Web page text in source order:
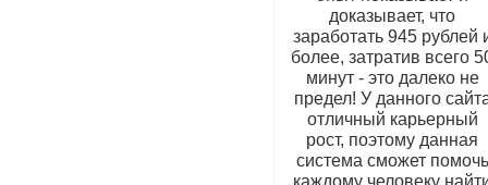
доказывает, что
заработать 945 рублей
более, затратив всего
минут - это далеко не
предел! У данного
отличный карьерный
рост, поэтому данная
система сможет помочь
каждому человеку